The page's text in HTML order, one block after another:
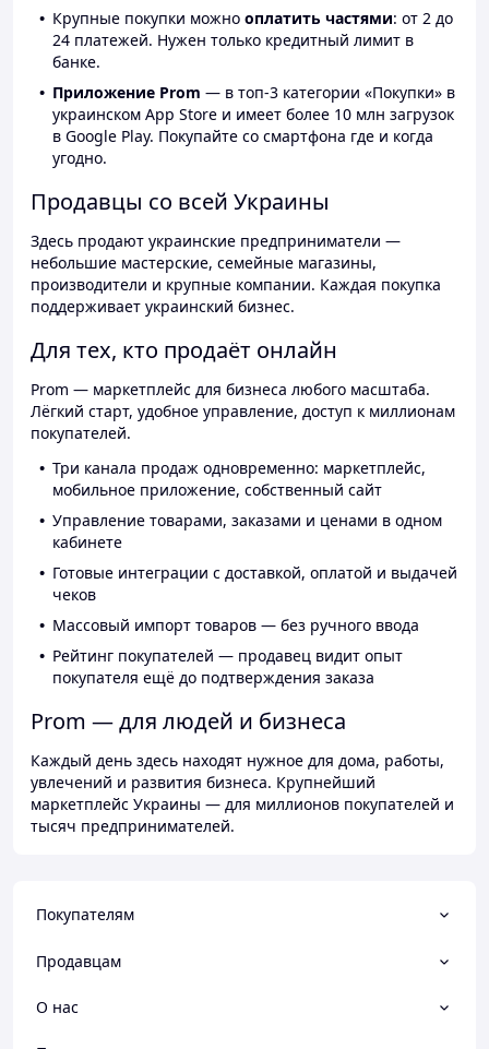
Крупные покупки можно оплатить частями: от 2 до
24 платежей. Нужен только кредитный лимит в
банке.
Приложение Prom — в топ-3 категории «Покупки» в
украинском App Store и имеет более 10 млн загрузок
в Google Play. Покупайте со смартфона где и когда
угодно.
Продавцы со всей Украины
Здесь продают украинские предприниматели —
небольшие мастерские, семейные магазины,
производители и крупные компании. Каждая покупка
поддерживает украинский бизнес.
Для тех, кто продаёт онлайн
Prom — маркетплейс для бизнеса любого масштаба.
Лёгкий старт, удобное управление, доступ к миллионам
покупателей.
Три канала продаж одновременно: маркетплейс,
мобильное приложение, собственный сайт
Управление товарами, заказами и ценами в одном
кабинете
Готовые интеграции с доставкой, оплатой и выдачей
чеков
Массовый импорт товаров — без ручного ввода
Рейтинг покупателей — продавец видит опыт
покупателя ещё до подтверждения заказа
Prom — для людей и бизнеса
Каждый день здесь находят нужное для дома, работы,
увлечений и развития бизнеса. Крупнейший
маркетплейс Украины — для миллионов покупателей и
тысяч предпринимателей.
Покупателям
Продавцам
О нас